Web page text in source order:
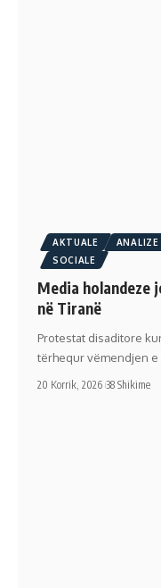
AKTUALE ANALIZE
SOCIALE
Media holandeze
në Tiranë
Protestat disaditore
tërhequr vëmendjen
20 Korrik, 2026 38 Shikime